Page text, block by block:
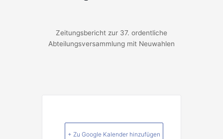
Zeitungsbericht zur 37. ordentliche
Abteilungsversammlung mit Neuwahlen
+ Zu Google Kalender hinzufügen